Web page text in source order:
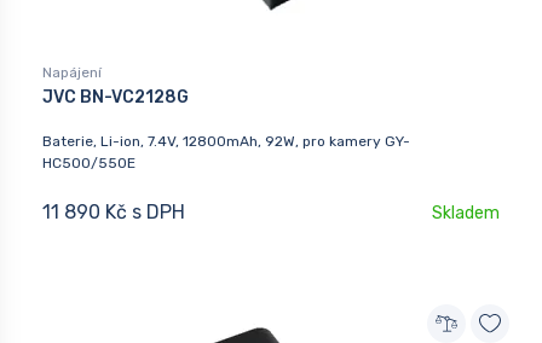
Napájení
JVC BN-VC2128G
Baterie, Li-ion, 7.4V, 12800mAh, 92W, pro kamery GY-
HC500/550E
11 890 Kč s DPH Skladem